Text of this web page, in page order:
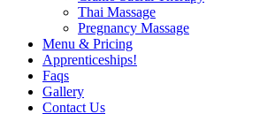
Thai Massage
Pregnancy Massage
Menu & Pricing
Apprenticeships!
Faqs
Gallery
Contact Us